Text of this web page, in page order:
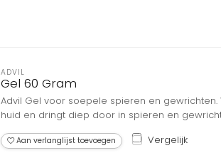
ADVIL
Gel 60 Gram
Advil Gel voor soepele spieren en
huid en dringt diep door in spieren en
Aan verlanglijst toevoegen Vergelijk